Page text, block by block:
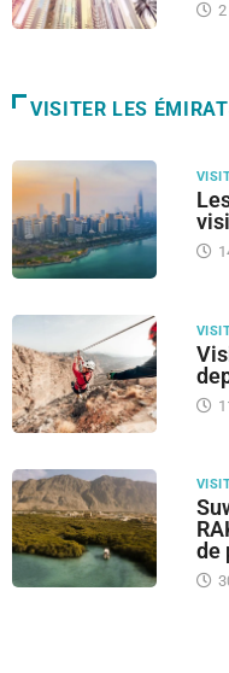
VISITER LES
de